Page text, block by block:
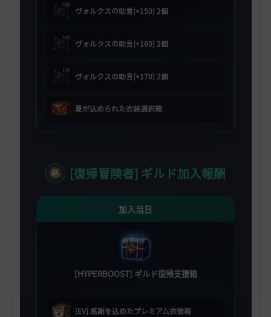
ヴォルクスの助言(+150) 2個
ヴォルクスの助言(+160) 2個
ヴォルクスの助言(+170) 2個
夏が込められた衣装選択箱
[復帰冒険者] ギルド加入報酬
加入当日
[HYPERBOOST] ギルド復帰支援箱
[EV] 感謝を込めたプレミアム衣装箱